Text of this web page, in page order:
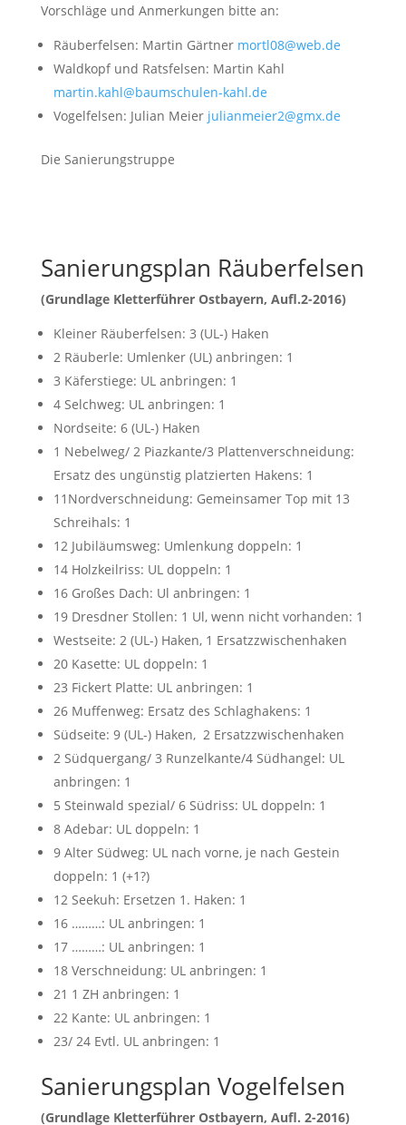
Vorschläge und Anmerkungen bitte an:
Räuberfelsen: Martin Gärtner mortl08@web.de
Waldkopf und Ratsfelsen: Martin Kahl
martin.kahl@baumschulen-kahl.de
Vogelfelsen: Julian Meier julianmeier2@gmx.de
Die Sanierungstruppe
Sanierungsplan Räuberfelsen
(Grundlage Kletterführer Ostbayern, Aufl.2-2016)
Kleiner Räuberfelsen: 3 (UL-) Haken
2 Räuberle: Umlenker (UL) anbringen: 1
3 Käferstiege: UL anbringen: 1
4 Selchweg: UL anbringen: 1
Nordseite: 6 (UL-) Haken
1 Nebelweg/ 2 Piazkante/3 Plattenverschneidung:
Ersatz des ungünstig platzierten Hakens: 1
11Nordverschneidung: Gemeinsamer Top mit 13
Schreihals: 1
12 Jubiläumsweg: Umlenkung doppeln: 1
14 Holzkeilriss: UL doppeln: 1
16 Großes Dach: Ul anbringen: 1
19 Dresdner Stollen: 1 Ul, wenn nicht vorhanden: 1
Westseite: 2 (UL-) Haken, 1 Ersatzzwischenhaken
20 Kasette: UL doppeln: 1
23 Fickert Platte: UL anbringen: 1
26 Muffenweg: Ersatz des Schlaghakens: 1
Südseite: 9 (UL-) Haken, 2 Ersatzzwischenhaken
2 Südquergang/ 3 Runzelkante/4 Südhangel: UL
anbringen: 1
5 Steinwald spezial/ 6 Südriss: UL doppeln: 1
8 Adebar: UL doppeln: 1
9 Alter Südweg: UL nach vorne, je nach Gestein
doppeln: 1 (+1?)
12 Seekuh: Ersetzen 1. Haken: 1
16 ………: UL anbringen: 1
17 ………: UL anbringen: 1
18 Verschneidung: UL anbringen: 1
21 1 ZH anbringen: 1
22 Kante: UL anbringen: 1
23/ 24 Evtl. UL anbringen: 1
Sanierungsplan Vogelfelsen
(Grundlage Kletterführer Ostbayern, Aufl. 2-2016)